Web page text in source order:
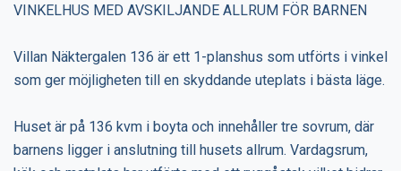
VINKELHUS MED AVSKILJANDE ALLRUM FÖR BARNEN
Villan Näktergalen 136 är ett 1-planshus som utförts i vinkel
som ger möjligheten till en skyddande uteplats i bästa läge.
Huset är på 136 kvm i boyta och innehåller tre sovrum, där
barnens ligger i anslutning till husets allrum. Vardagsrum,